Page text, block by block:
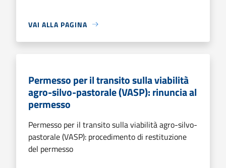
VAI ALLA PAGINA
Permesso per il transito sulla viabilità
agro-silvo-pastorale (VASP): rinuncia al
permesso
Permesso per il transito sulla viabilità agro-silvo-
pastorale (VASP): procedimento di restituzione
del permesso